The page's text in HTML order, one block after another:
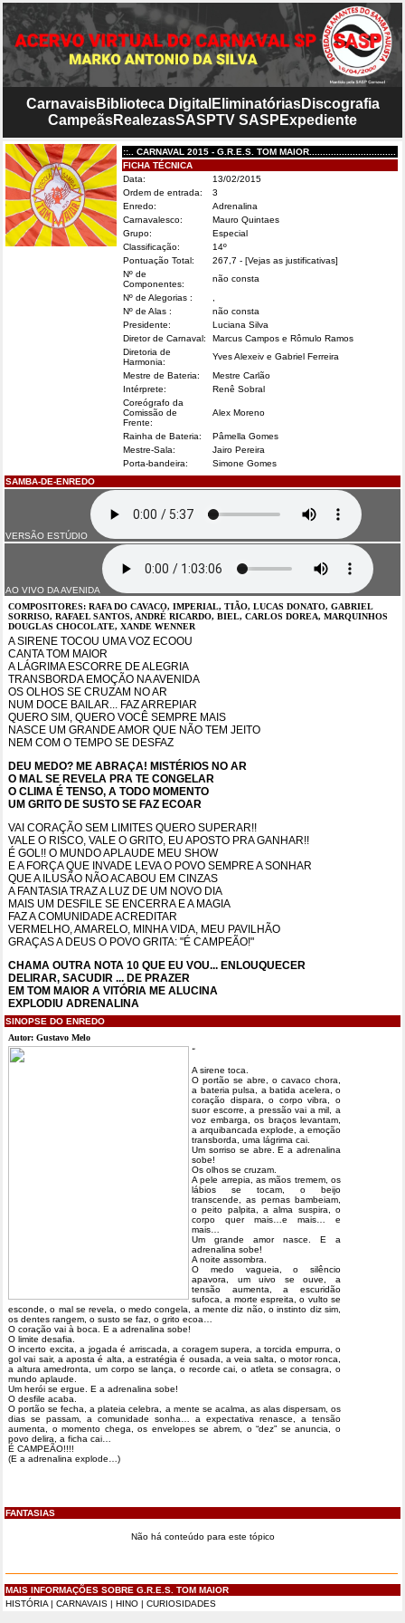
CarnavaisBiblioteca Digital EliminatóriasDiscografia
CampeãsRealezasSASPTV SASP Expediente
::.. CARNAVAL 2015 - G.R.E.S. TOM MAIOR................................
FICHA TÉCNICA
Data:
13/02/2015
Ordem de entrada:
3
Enredo:
Adrenalina
Carnavalesco:
Mauro Quintaes
Grupo:
Especial
Classificação:
14º
Pontuação Total:
267,7 - [Vejas as justificativas]
Nº de
Componentes:
não consta
Nº de Alegorias :
Nº de Alas :
não consta
Presidente:
Luciana Silva
Diretor de Carnaval:
Marcus Campos e Rômulo Ramos
Diretoria de
Harmonia:
Yves Alexeiv e Gabriel Ferreira
Mestre de Bateria:
Mestre Carlão
Intérprete:
Renê Sobral
Coreógrafo da
Comissão de
Frente:
Alex Moreno
Rainha de Bateria:
Pâmella Gomes
Mestre-Sala:
Jairo Pereira
Porta-bandeira:
Simone Gomes
SAMBA-DE-ENREDO
VERSÃO ESTÚDIO
AO VIVO DA AVENIDA
COMPOSITORES: RAFA DO CAVACO, IMPERIAL, TIÃO, LUCAS DONATO, GABRIEL
SORRISO, RAFAEL SANTOS, ANDRÉ RICARDO, BIEL, CARLOS DOREA, MARQUINHOS
DOUGLAS CHOCOLATE, XANDE WENNER
A SIRENE TOCOU UMA VOZ ECOOU
CANTA TOM MAIOR
A LÁGRIMA ESCORRE DE ALEGRIA
TRANSBORDA EMOÇÃO NA AVENIDA
OS OLHOS SE CRUZAM NO AR
NUM DOCE BAILAR... FAZ ARREPIAR
QUERO SIM, QUERO VOCÊ SEMPRE MAIS
NASCE UM GRANDE AMOR QUE NÃO TEM JEITO
NEM COM O TEMPO SE DESFAZ
DEU MEDO? ME ABRAÇA! MISTÉRIOS NO AR
O MAL SE REVELA PRA TE CONGELAR
O CLIMA É TENSO, A TODO MOMENTO
UM GRITO DE SUSTO SE FAZ ECOAR
VAI CORAÇÃO SEM LIMITES QUERO SUPERAR!!
VALE O RISCO, VALE O GRITO, EU APOSTO PRA GANHAR!!
É GOL!! O MUNDO APLAUDE MEU SHOW
E A FORÇA QUE INVADE LEVA O POVO SEMPRE A SONHAR
QUE A ILUSÃO NÃO ACABOU EM CINZAS
A FANTASIA TRAZ A LUZ DE UM NOVO DIA
MAIS UM DESFILE SE ENCERRA E A MAGIA
FAZ A COMUNIDADE ACREDITAR
VERMELHO, AMARELO, MINHA VIDA, MEU PAVILHÃO
GRAÇAS A DEUS O POVO GRITA: "É CAMPEÃO!"
CHAMA OUTRA NOTA 10 QUE EU VOU... ENLOUQUECER
DELIRAR, SACUDIR ... DE PRAZER
EM TOM MAIOR A VITÓRIA ME ALUCINA
EXPLODIU ADRENALINA
SINOPSE DO ENREDO
Autor: Gustavo Melo
“
A sirene toca.
O portão se abre, o cavaco chora,
a bateria pulsa, a batida acelera, o
coração dispara, o corpo vibra, o
suor escorre, a pressão vai a mil, a
voz embarga, os braços levantam,
a arquibancada explode, a emoção
transborda, uma lágrima cai.
Um sorriso se abre. E a adrenalina
sobe!
Os olhos se cruzam.
A pele arrepia, as mãos tremem, os
lábios se tocam, o beijo
transcende, as pernas bambeiam,
o peito palpita, a alma suspira, o
corpo quer mais…e mais… e
mais…
Um grande amor nasce. E a
adrenalina sobe!
A noite assombra.
O medo vagueia, o silêncio
apavora, um uivo se ouve, a
tensão aumenta, a escuridão
sufoca, a morte espreita, o vulto se
esconde, o mal se revela, o medo congela, a mente diz não, o instinto diz sim,
os dentes rangem, o susto se faz, o grito ecoa…
O coração vai à boca. E a adrenalina sobe!
O limite desafia.
O incerto excita, a jogada é arriscada, a coragem supera, a torcida empurra, o
gol vai sair, a aposta é alta, a estratégia é ousada, a veia salta, o motor ronca,
a altura amedronta, um corpo se lança, o recorde cai, o atleta se consagra, o
mundo aplaude.
Um herói se ergue. E a adrenalina sobe!
O desfile acaba.
O portão se fecha, a plateia celebra, a mente se acalma, as alas dispersam, os
dias se passam, a comunidade sonha… a expectativa renasce, a tensão
aumenta, o momento chega, os envelopes se abrem, o “dez” se anuncia, o
povo delira, a ficha cai…
É CAMPEÃO!!!!
(E a adrenalina explode…)
FANTASIAS
Não há conteúdo para este tópico
MAIS INFORMAÇÕES SOBRE G.R.E.S. TOM MAIOR
HISTÓRIA | CARNAVAIS | HINO | CURIOSIDADES